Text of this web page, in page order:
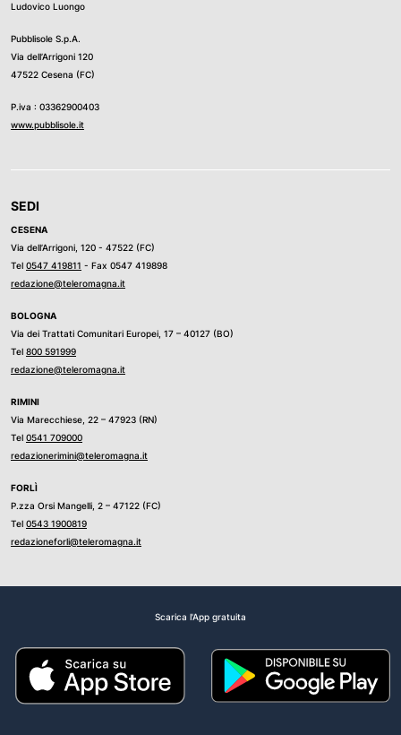
Ludovico Luongo
Pubblisole S.p.A.
Via dell’Arrigoni 120
47522 Cesena (FC)
P.iva : 03362900403
www.pubblisole.it
SEDI
CESENA
Via dell’Arrigoni, 120 - 47522 (FC)
Tel 0547 419811 - Fax 0547 419898
redazione@teleromagna.it
BOLOGNA
Via dei Trattati Comunitari Europei, 17 – 40127 (BO)
Tel 800 591999
redazione@teleromagna.it
RIMINI
Via Marecchiese, 22 – 47923 (RN)
Tel 0541 709000
redazionerimini@teleromagna.it
FORLÌ
P.zza Orsi Mangelli, 2 – 47122 (FC)
Tel 0543 1900819
redazioneforli@teleromagna.it
Scarica l'App gratuita